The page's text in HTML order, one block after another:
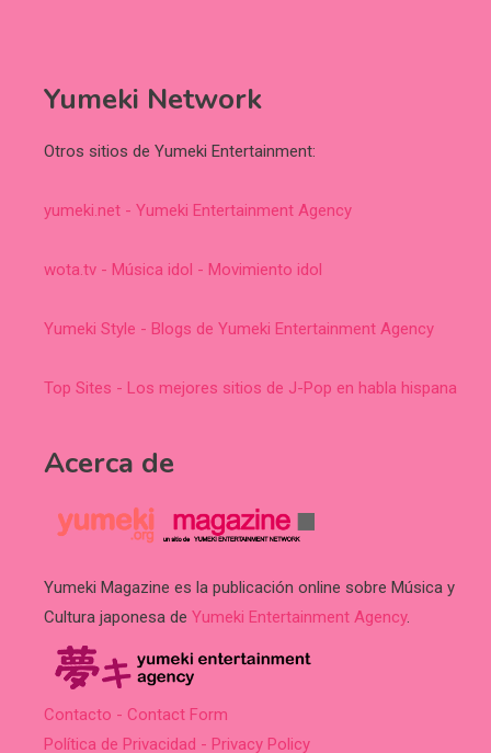
Yumeki Network
Otros sitios de Yumeki Entertainment:
yumeki.net - Yumeki Entertainment Agency
wota.tv - Música idol - Movimiento idol
Yumeki Style - Blogs de Yumeki Entertainment Agency
Top Sites - Los mejores sitios de J-Pop en habla hispana
Acerca de
Yumeki Magazine es la publicación online sobre Música y
Cultura japonesa de Yumeki Entertainment Agency.
Contacto - Contact Form
Política de Privacidad - Privacy Policy